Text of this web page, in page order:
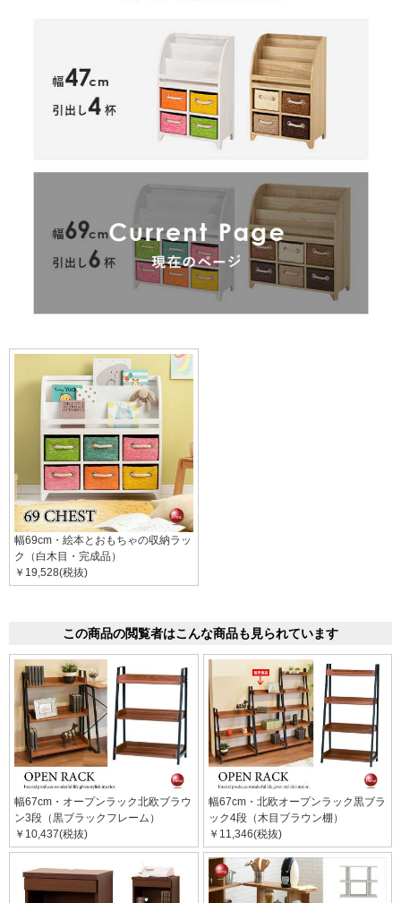
幅69cm・絵本とおもちゃの収納ラッ
ク（白木目・完成品）
￥19,528(税抜)
この商品の閲覧者はこんな商品も見られています
幅67cm・オープンラック北欧ブラウ
ン3段（黒ブラックフレーム）
￥10,437(税抜)
幅67cm・北欧オープンラック黒ブラ
ック4段（木目ブラウン棚）
￥11,346(税抜)